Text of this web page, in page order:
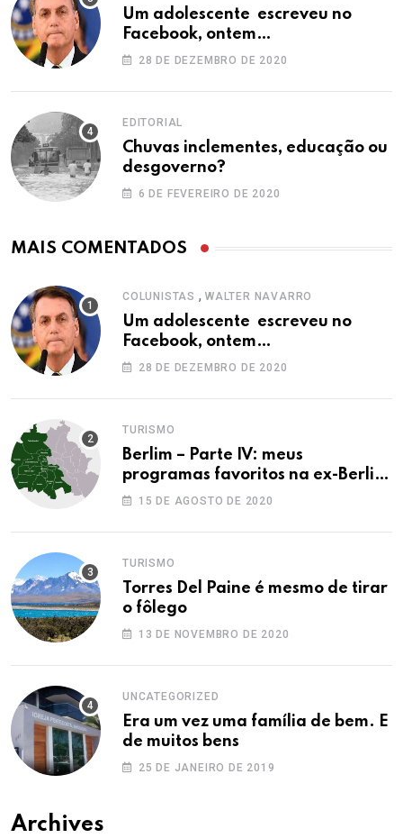
Um adolescente escreveu no
Facebook, ontem…
28 DE DEZEMBRO DE 2020
EDITORIAL
Chuvas inclementes, educação ou
desgoverno?
6 DE FEVEREIRO DE 2020
MAIS COMENTADOS
COLUNISTAS , WALTER NAVARRO
Um adolescente escreveu no
Facebook, ontem…
28 DE DEZEMBRO DE 2020
TURISMO
Berlim – Parte IV: meus
programas favoritos na ex-Berlim
Ocidental
15 DE AGOSTO DE 2020
TURISMO
Torres Del Paine é mesmo de tirar
o fôlego
13 DE NOVEMBRO DE 2020
UNCATEGORIZED
Era um vez uma família de bem. E
de muitos bens
25 DE JANEIRO DE 2019
Archives